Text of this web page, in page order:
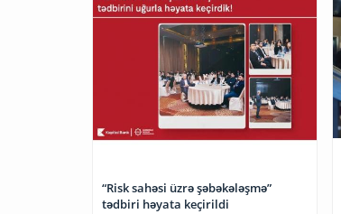
“Risk sahəsi üzrə şəbəkələşmə”
tədbiri həyata keçirildi